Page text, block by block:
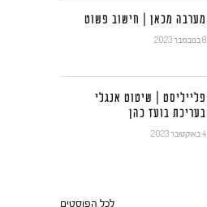
מערבה מכאן | חישוב פשוט
8 בנובמבר 2023
פלייליסט | שיטוט אנגלי
בעריכת בועז כהן
4 באוקטובר 2023
לכל הפוסטים